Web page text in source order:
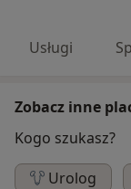
Usługi
Zobacz inne
Kogo szukasz?
Urolog